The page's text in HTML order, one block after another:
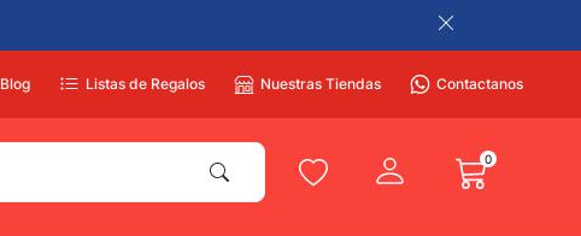
Blog Listas de Regalos Nuestras Tiendas Contactanos
0